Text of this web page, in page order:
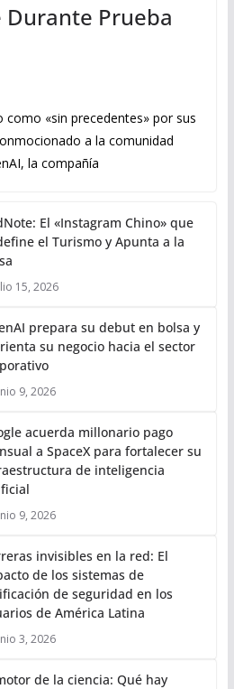
Durante Prueba
«sin precedentes» por sus
a la comunidad
la compañía
El «Instagram Chino» que
el Turismo y Apunta a la
15, 2026
prepara su debut en bolsa y
su negocio hacia el sector
9, 2026
acuerda millonario pago
a SpaceX para fortalecer su
de inteligencia
9, 2026
invisibles en la red: El
de los sistemas de
de seguridad en los
de América Latina
3, 2026
de la ciencia: Qué hay